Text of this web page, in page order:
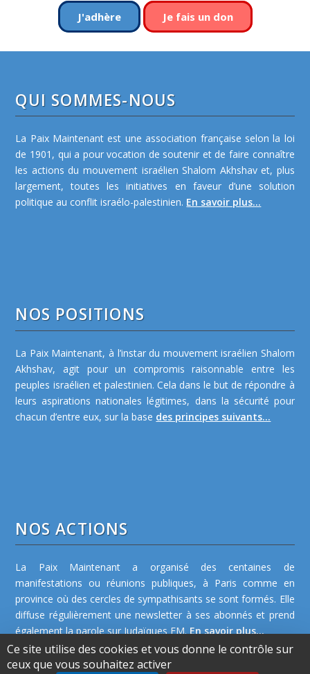
J'adhère Je fais un don
QUI SOMMES-NOUS
La Paix Maintenant est une association française selon la loi
de 1901, qui a pour vocation de soutenir et de faire connaître
les actions du mouvement israélien Shalom Akhshav et, plus
largement, toutes les initiatives en faveur d’une solution
politique au conflit israélo-palestinien. En savoir plus...
NOS POSITIONS
La Paix Maintenant, à l’instar du mouvement israélien Shalom
Akhshav, agit pour un compromis raisonnable entre les
peuples israélien et palestinien. Cela dans le but de répondre à
leurs aspirations nationales légitimes, dans la sécurité pour
chacun d’entre eux, sur la base des principes suivants...
NOS ACTIONS
La Paix Maintenant a organisé des centaines de
manifestations ou réunions publiques, à Paris comme en
province où des cercles de sympathisants se sont formés. Elle
diffuse régulièrement une newsletter à ses abonnés et prend
également la parole sur Judaïques FM. En savoir plus...
Ce site utilise des cookies et vous donne le contrôle sur
ceux que vous souhaitez activer